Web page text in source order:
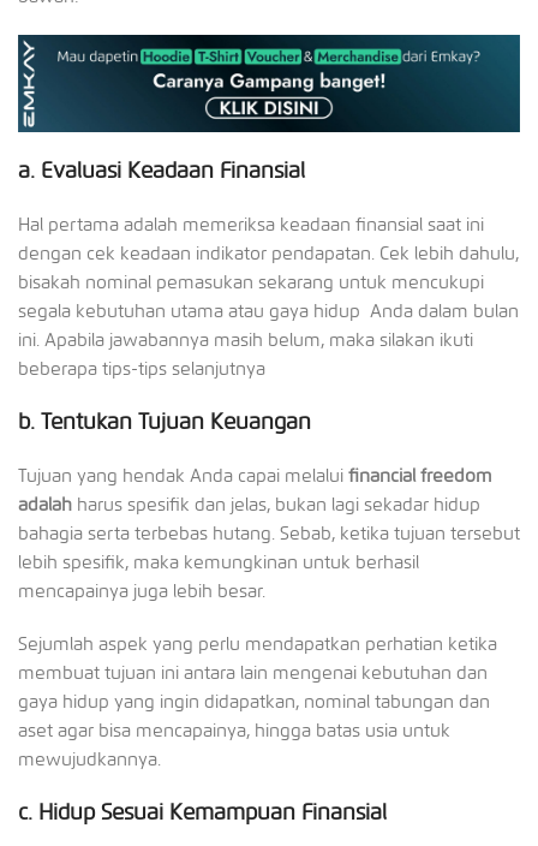
a. Evaluasi Keadaan Finansial
Hal pertama adalah memeriksa keadaan finansial saat ini
dengan cek keadaan indikator pendapatan. Cek lebih dahulu,
bisakah nominal pemasukan sekarang untuk mencukupi
segala kebutuhan utama atau gaya hidup Anda dalam bulan
ini. Apabila jawabannya masih belum, maka silakan ikuti
beberapa tips-tips selanjutnya
b. Tentukan Tujuan Keuangan
Tujuan yang hendak Anda capai melalui financial freedom
adalah harus spesifik dan jelas, bukan lagi sekadar hidup
bahagia serta terbebas hutang. Sebab, ketika tujuan tersebut
lebih spesifik, maka kemungkinan untuk berhasil
mencapainya juga lebih besar.
Sejumlah aspek yang perlu mendapatkan perhatian ketika
membuat tujuan ini antara lain mengenai kebutuhan dan
gaya hidup yang ingin didapatkan, nominal tabungan dan
aset agar bisa mencapainya, hingga batas usia untuk
mewujudkannya.
c. Hidup Sesuai Kemampuan Finansial